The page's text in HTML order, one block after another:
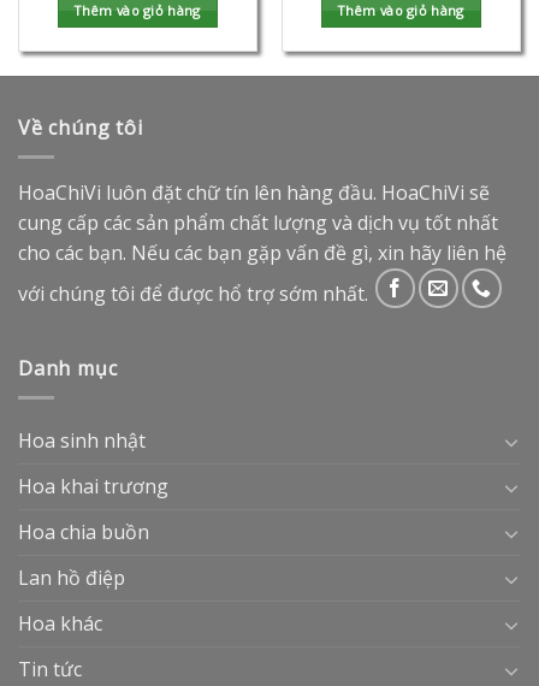
Thêm vào giỏ hàng Thêm vào giỏ hàng
Về chúng tôi
HoaChiVi luôn đặt chữ tín lên hàng đầu. HoaChiVi sẽ
cung cấp các sản phẩm chất lượng và dịch vụ tốt nhất
cho các bạn. Nếu các bạn gặp vấn đề gì, xin hãy liên hệ
với chúng tôi để được hổ trợ sớm nhất.
Danh mục
Hoa sinh nhật
Hoa khai trương
Hoa chia buồn
Lan hồ điệp
Hoa khác
Tin tức